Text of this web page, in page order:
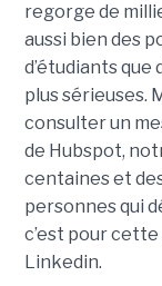
regorge de
aussi bien des
d’étudiants
plus sérieuses.
consulter un
de Hubspot,
centaines et
personnes qui
c’est pour
Linkedin.